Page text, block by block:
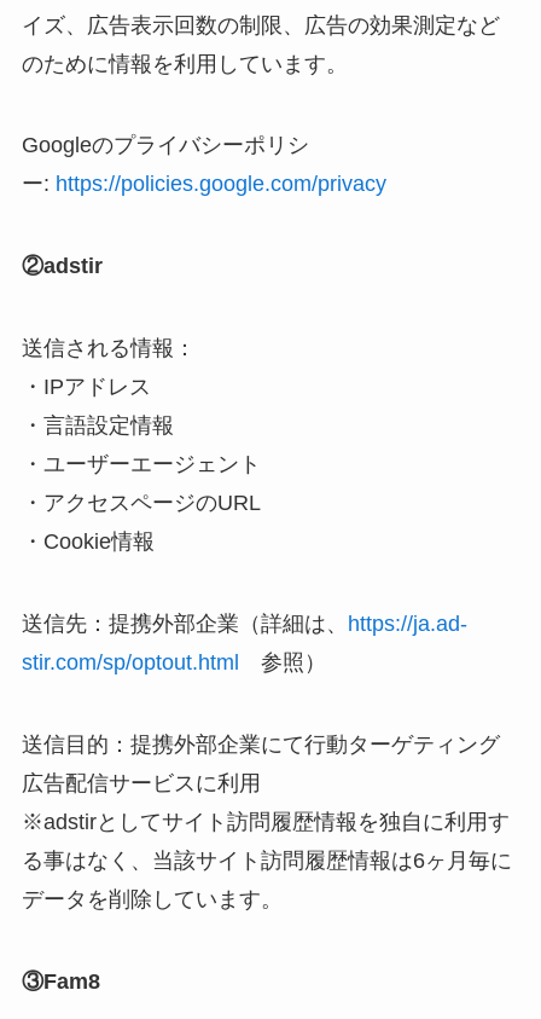
イズ、広告表示回数の制限、広告の効果測定など
のために情報を利用しています。
Googleのプライバシーポリシ
ー: https://policies.google.com/privacy
②adstir
送信される情報：
・IPアドレス
・言語設定情報
・ユーザーエージェント
・アクセスページのURL
・Cookie情報
送信先：提携外部企業（詳細は、 https://ja.ad-
stir.com/sp/optout.html 参照）
送信目的：提携外部企業にて行動ターゲティング
広告配信サービスに利用
※adstirとしてサイト訪問履歴情報を独自に利用す
る事はなく、当該サイト訪問履歴情報は6ヶ月毎に
データを削除しています。
③Fam8